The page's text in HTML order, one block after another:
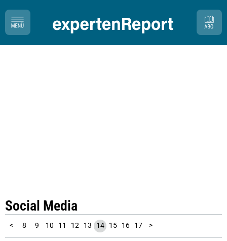
Social Media
<
1
2
3
4
5
6
7 8 9 10 11 12 13 14 15 16 17 >